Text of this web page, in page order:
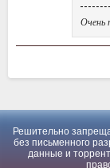
Очень
Решительно
без письменного
данные и